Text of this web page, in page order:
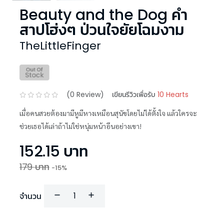
Beauty and the Dog คำ
สาปโฮ่งๆ ป่วนใจยัยโฉมงาม
TheLittleFinger
(0 Review) เขียนรีวิวเพื่อรับ 10 Hearts
เมื่อคนสวยต้องมามีหูมีหางเหมือนสุนัขโดยไม่ได้ตั้งใจ แล้วใครจะ
ช่วยเธอได้เล่าถ้าไม่ใช่หนุ่มหน้าอึนอย่างเขา!
152.15 บาท
179บาท -15%
จำนวน